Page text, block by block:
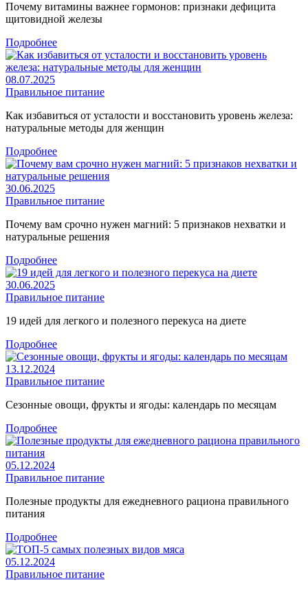
Почему витамины важнее гормонов: признаки дефицита
щитовидной железы
Подробнее
08.07.2025
Правильное питание
Как избавиться от усталости и восстановить уровень железа:
натуральные методы для женщин
Подробнее
30.06.2025
Правильное питание
Почему вам срочно нужен магний: 5 признаков нехватки и
натуральные решения
Подробнее
30.06.2025
Правильное питание
19 идей для легкого и полезного перекуса на диете
Подробнее
13.12.2024
Правильное питание
Сезонные овощи, фрукты и ягоды: календарь по месяцам
Подробнее
05.12.2024
Правильное питание
Полезные продукты для ежедневного рациона правильного
питания
Подробнее
05.12.2024
Правильное питание